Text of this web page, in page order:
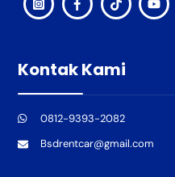
Kontak Kami
0812-9393-2082
Bsdrentcar@gmail.com